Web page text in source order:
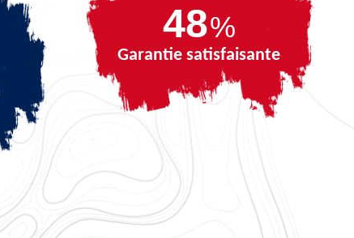
68%
Garantie satisfaisante